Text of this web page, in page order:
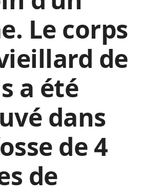
Le corps
de
a été
dans
de 4
de